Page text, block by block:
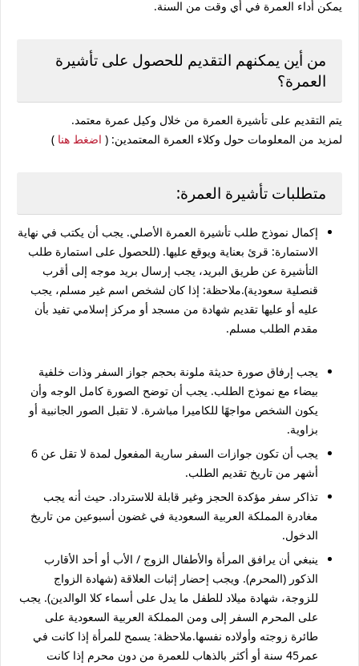
يمكن أداء العمرة في أي وقت من السنة.
من أين يمكنهم التقديم للحصول على تأشيرة
العمرة؟
يتم التقديم على تأشيرة العمرة من خلال وكيل عمرة معتمد.
لمزيد من المعلومات حول وكلاء العمرة المعتمدين: ( اضغط هنا )
متطلبات تأشيرة العمرة:
إكمال نموذج طلب تأشيرة العمرة الأصلي. يجب أن يكتب في نهاية
الاستمارة: قرئ بعناية ويوقع عليها. (للحصول على استمارة طلب
التأشيرة عن طريق البريد، يجب إرسال بريد موجه إلى أقرب
قنصلية سعودية).ملاحظة: إذا كان لشخص اسم غير مسلم، يجب
عليه أو عليها تقديم شهادة من مسجد أو مركز إسلامي تفيد بأن
مقدم الطلب مسلم.
يجب إرفاق صورة حديثة ملونة بحجم جواز السفر وذات خلفية
بيضاء مع نموذج الطلب. يجب أن توضح الصورة كامل الوجه وأن
يكون الشخص مواجهًا للكاميرا مباشرة. لا تقبل الصور الجانبية أو
بزاوية.
يجب أن تكون جوازات السفر سارية المفعول لمدة لا تقل عن 6
أشهر من تاريخ تقديم الطلب.
تذاكر سفر مؤكدة الحجز وغير قابلة للاسترداد. حيث أنه يجب
مغادرة المملكة العربية السعودية في غضون أسبوعين من تاريخ
الدخول.
ينبغي أن يرافق المرأة والأطفال الزوج / الأب أو أحد الأقارب
الذكور (المحرم). ويجب إحضار إثبات العلاقة (شهادة الزواج
للزوجة، شهادة ميلاد للطفل ما يدل على أسماء كلا الوالدين). يجب
على المحرم السفر إلى ومن المملكة العربية السعودية على
طائرة زوجته وأولاده نفسها.ملاحظة: يسمح للمرأة إذا كانت في
عمر45 سنة أو أكثر بالذهاب للعمرة من دون محرم إذا كانت